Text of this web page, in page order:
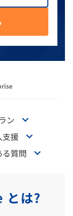
ン
支援
る質問
は?